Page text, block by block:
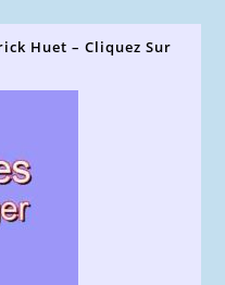
Huet – Cliquez Sur